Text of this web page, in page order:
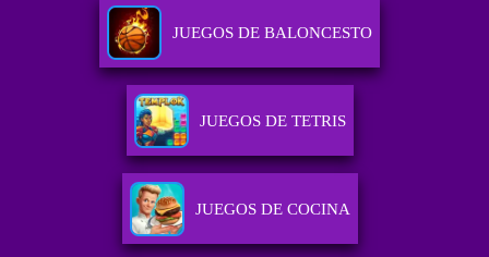
JUEGOS DE BALONCESTO
JUEGOS DE TETRIS
JUEGOS DE COCINA